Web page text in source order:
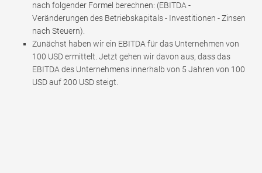
nach folgender Formel berechnen: (EBITDA -
Veränderungen des Betriebskapitals - Investitionen - Zinsen
nach Steuern).
Zunächst haben wir ein EBITDA für das Unternehmen von
100 USD ermittelt. Jetzt gehen wir davon aus, dass das
EBITDA des Unternehmens innerhalb von 5 Jahren von 100
USD auf 200 USD steigt.